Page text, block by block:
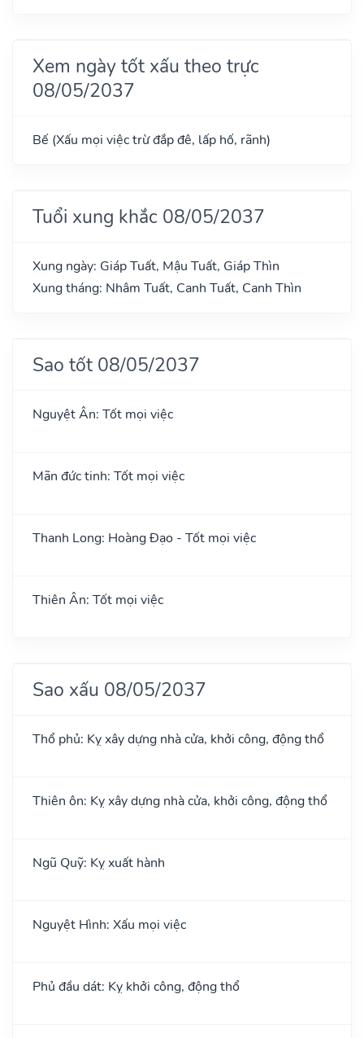
Xem ngày tốt xấu theo trực
08/05/2037
Bế (Xấu mọi việc trừ đắp đê, lấp hố, rãnh)
Tuổi xung khắc 08/05/2037
Xung ngày: Giáp Tuất, Mậu Tuất, Giáp Thìn
Xung tháng: Nhâm Tuất, Canh Tuất, Canh Thìn
Sao tốt 08/05/2037
Nguyệt Ân: Tốt mọi việc
Mãn đức tinh: Tốt mọi việc
Thanh Long: Hoàng Đạo - Tốt mọi việc
Thiên Ân: Tốt mọi việc
Sao xấu 08/05/2037
Thổ phủ: Kỵ xây dựng nhà cửa, khởi công, động thổ
Thiên ôn: Kỵ xây dựng nhà cửa, khởi công, động thổ
Ngũ Quỹ: Kỵ xuất hành
Nguyệt Hình: Xấu mọi việc
Phủ đầu dát: Kỵ khởi công, động thổ